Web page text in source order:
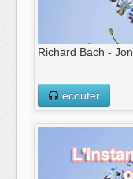
Richard Bach -
ecouter